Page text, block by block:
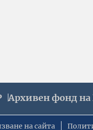
Архивен фонд
на сайта